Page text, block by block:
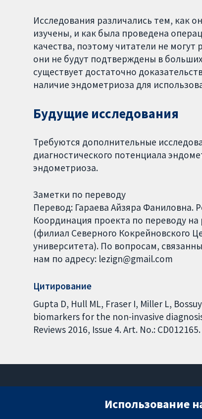
Исследования различались тем, как
изучены, и как была проведена
качества, поэтому читатели не
они не будут подтверждены в
существует достаточно
наличие эндометриоза для
Будущие исследования
Требуются дополнительные
диагностического потенциала
эндометриоза.
Заметки по переводу
Перевод: Гараева Айзяра Фаниловна.
Координация проекта по переводу на
(филиал Северного Кокрейновского
университета). По вопросам,
нам по адресу: lezign@gmail.com
Цитирование
Gupta D, Hull ML, Fraser I, Miller L,
biomarkers for the non-invasive
Reviews 2016, Issue 4. Art. No.:
Использование